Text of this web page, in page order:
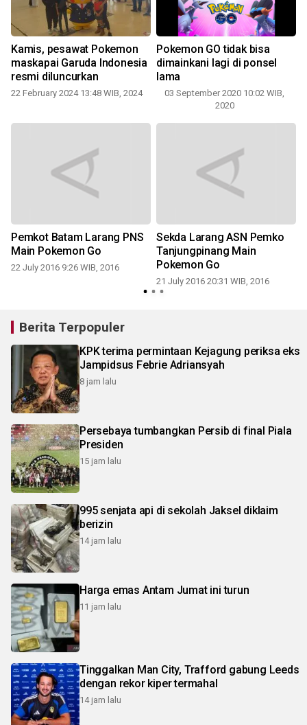
Kamis, pesawat Pokemon
maskapai Garuda Indonesia
resmi diluncurkan
22 February 2024 13:48 WIB, 2024
Pokemon GO tidak bisa
dimainkani lagi di ponsel
lama
03 September 2020 10:02 WIB,
2020
Pemkot Batam Larang PNS
Main Pokemon Go
22 July 2016 9:26 WIB, 2016
Sekda Larang ASN Pemko
Tanjungpinang Main
Pokemon Go
21 July 2016 20:31 WIB, 2016
Berita Terpopuler
KPK terima permintaan Kejagung periksa eks
Jampidsus Febrie Adriansyah
8 jam lalu
Persebaya tumbangkan Persib di final Piala
Presiden
15 jam lalu
995 senjata api di sekolah Jaksel diklaim
berizin
14 jam lalu
Harga emas Antam Jumat ini turun
11 jam lalu
Tinggalkan Man City, Trafford gabung Leeds
dengan rekor kiper termahal
14 jam lalu